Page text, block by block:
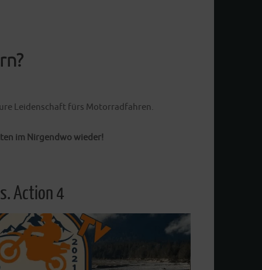
Leidenschaft fürs Motorradfahren.
im Nirgendwo wieder!
Action 4